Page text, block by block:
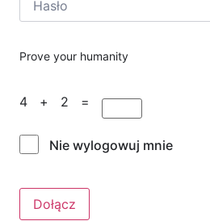
Prove your humanity
4 + 2 =
Nie wylogowuj mnie
Dołącz